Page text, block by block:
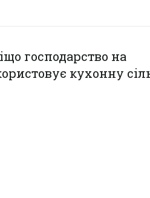
господарство на
кухонну